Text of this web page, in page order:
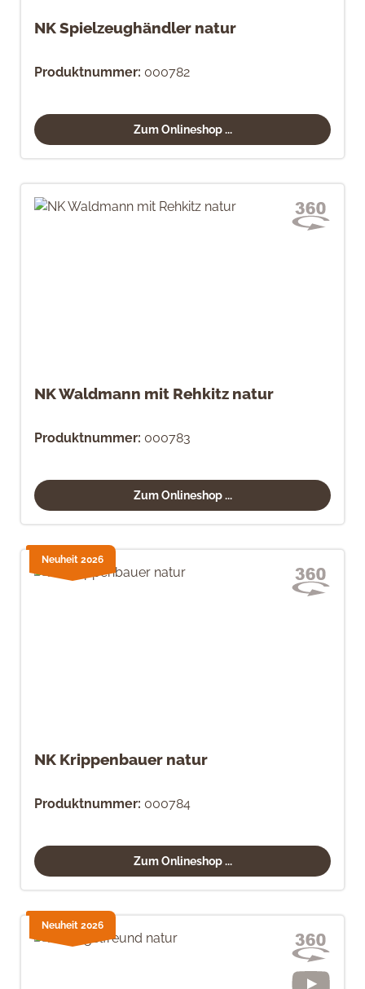
NK Spielzeughändler natur
Produktnummer: 000782
Zum Onlineshop ...
NK Waldmann mit Rehkitz natur
Produktnummer: 000783
Zum Onlineshop ...
NK Krippenbauer natur
Produktnummer: 000784
Zum Onlineshop ...
Neuheit 2026
Neuheit 2026